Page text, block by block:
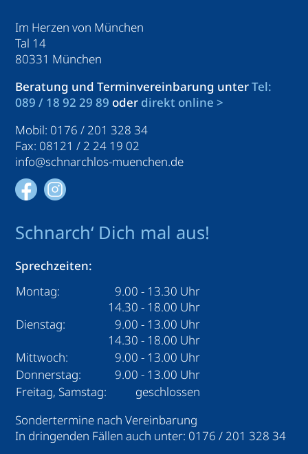
Im Herzen von München
Tal 14
80331 München
Beratung und Terminvereinbarung unterTel:
089 / 18 92 29 89 oder direkt online >
Mobil: 0176 / 201 328 34
Fax: 08121 / 2 24 19 02
info@schnarchlos-muenchen.de
Schnarch‘ Dich mal aus!
Sprechzeiten:
Montag:
9.00 - 13.30 Uhr
14.30 - 18.00 Uhr
Dienstag:
9.00 - 13.00 Uhr
14.30 - 18.00 Uhr
Mittwoch:
9.00 - 13.00 Uhr
Donnerstag:
9.00 - 13.00 Uhr
Freitag, Samstag:
geschlossen
Sondertermine nach Vereinbarung
In dringenden Fällen auch unter: 0176 / 201 328 34